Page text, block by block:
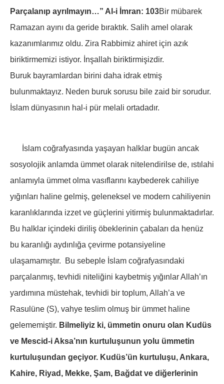
Parçalanıp ayrılmayın…” Al-i İmran: 103Bir mübarek
Ramazan ayını da geride bıraktık. Salih amel olarak
kazanımlarımız oldu. Zira Rabbimiz ahiret için azık
biriktirmemizi istiyor. İnşallah biriktirmişizdir.
Buruk bayramlardan birini daha idrak etmiş
bulunmaktayız. Neden buruk sorusu bile zaid bir sorudur.
İslam dünyasının hal-i pür melali ortadadır.
İslam coğrafyasında yaşayan halklar bugün ancak
sosyolojik anlamda ümmet olarak nitelendirilse de, ıstılahi
anlamıyla ümmet olma vasıflarını kaybederek cahiliye
yığınları haline gelmiş, geleneksel ve modern cahiliyenin
karanlıklarında izzet ve güçlerini yitirmiş bulunmaktadırlar.
Bu halklar içindeki diriliş öbeklerinin çabaları da henüz
bu karanlığı aydınlığa çevirme potansiyeline
ulaşamamıştır. Bu sebeple İslam coğrafyasındaki
parçalanmış, tevhidi niteliğini kaybetmiş yığınlar Allah’ın
yardımına müstehak, tevhidi bir toplum, Allah’a ve
Rasulüne (S), vahye teslim olmuş bir ümmet haline
gelememiştir. Bilmeliyiz ki, ümmetin onuru olan Kudüs
ve Mescid-i Aksa’nın kurtuluşunun yolu ümmetin
kurtuluşundan geçiyor. Kudüs’ün kurtuluşu, Ankara,
Kahire, Riyad, Mekke, Şam, Bağdat ve diğerlerinin